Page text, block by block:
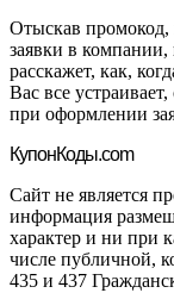
Отыскав
заявки в
расскажет, как,
Вас все
при оформлении
КупонКоды.com
Сайт не является
информация
характер и ни при
числе публичной,
435 и 437